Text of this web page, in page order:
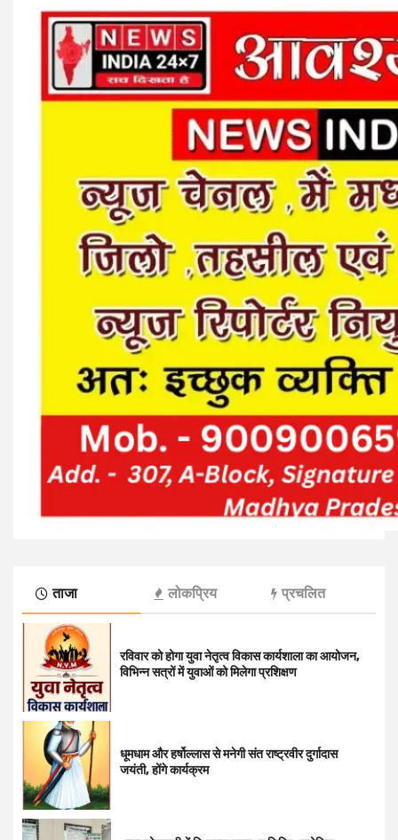
ताजा लोकप्रिय प्रचलित
रविवार को होगा युवा नेतृत्व विकास कार्यशाला का आयोजन,
विभिन्न सत्रों में युवाओं को मिलेगा प्रशिक्षण
धूमधाम और हर्षोल्लास से मनेगी संत राष्ट्रवीर दुर्गादास
जयंती, होंगे कार्यक्रम